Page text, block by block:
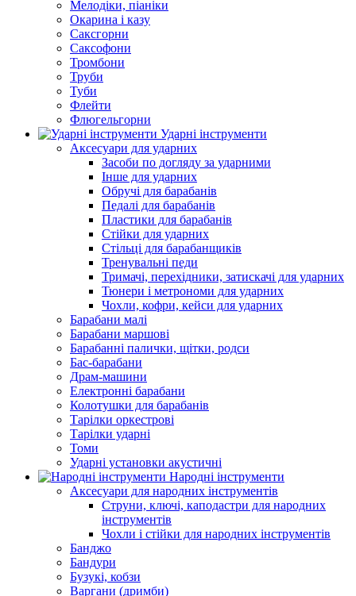
Мелодіки, піаніки
Окарина і казу
Саксгорни
Саксофони
Тромбони
Труби
Туби
Флейти
Флюгельгорни
Ударні інструменти
Аксесуари для ударних
Засоби по догляду за ударними
Інше для ударних
Обручі для барабанів
Педалі для барабанів
Пластики для барабанів
Стійки для ударних
Стільці для барабанщиків
Тренувальні педи
Тримачі, перехідники, затискачі для ударних
Тюнери і метрономи для ударних
Чохли, кофри, кейси для ударних
Барабани малі
Барабани маршові
Барабанні палички, щітки, родси
Бас-барабани
Драм-машини
Електронні барабани
Колотушки для барабанів
Тарілки оркестрові
Тарілки ударні
Томи
Ударні установки акустичні
Народні інструменти
Аксесуари для народних інструментів
Струни, ключі, каподастри для народних
інструментів
Чохли і стійки для народних інструментів
Банджо
Бандури
Бузукі, кобзи
Варгани (дримби)